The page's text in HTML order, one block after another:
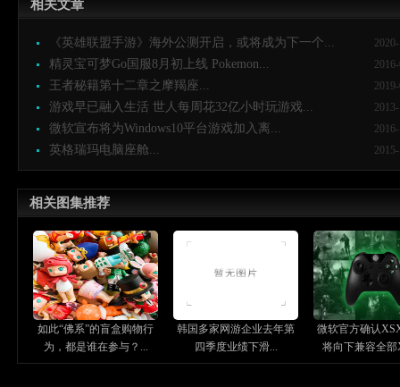
相关文章
《英雄联盟手游》海外公测开启，或将成为下一个...
精灵宝可梦Go国服8月初上线 Pokemon...
王者秘籍第十二章之摩羯座...
游戏早已融入生活 世人每周花32亿小时玩游戏...
微软宣布将为Windows10平台游戏加入离...
英格瑞玛电脑座舱...
相关图集推荐
如此“佛系”的盲盒购物行
为，都是谁在参与？...
韩国多家网游企业去年第
四季度业绩下滑...
微软官方确认
将向下兼容全部